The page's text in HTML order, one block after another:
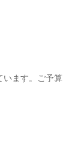
います。ご予算